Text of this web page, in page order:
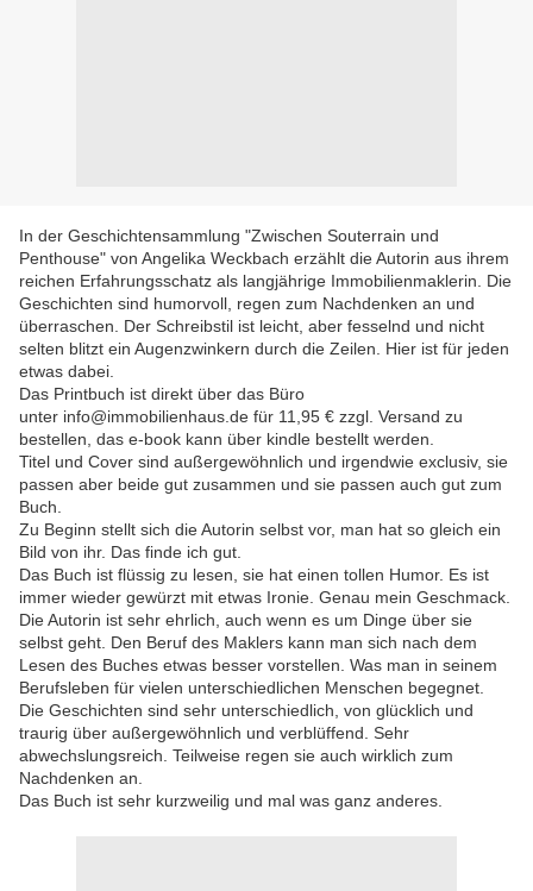
In der Geschichtensammlung "Zwischen Souterrain und
Penthouse" von Angelika Weckbach erzählt die Autorin aus ihrem
reichen Erfahrungsschatz als langjährige Immobilienmaklerin. Die
Geschichten sind humorvoll, regen zum Nachdenken an und
überraschen. Der Schreibstil ist leicht, aber fesselnd und nicht
selten blitzt ein Augenzwinkern durch die Zeilen. Hier ist für jeden
etwas dabei.
Das Printbuch ist direkt über das Büro
unter info@immobilienhaus.de für 11,95 € zzgl. Versand zu
bestellen, das e-book kann über kindle bestellt werden.
Titel und Cover sind außergewöhnlich und irgendwie exclusiv, sie
passen aber beide gut zusammen und sie passen auch gut zum
Buch.
Zu Beginn stellt sich die Autorin selbst vor, man hat so gleich ein
Bild von ihr. Das finde ich gut.
Das Buch ist flüssig zu lesen, sie hat einen tollen Humor. Es ist
immer wieder gewürzt mit etwas Ironie. Genau mein Geschmack.
Die Autorin ist sehr ehrlich, auch wenn es um Dinge über sie
selbst geht. Den Beruf des Maklers kann man sich nach dem
Lesen des Buches etwas besser vorstellen. Was man in seinem
Berufsleben für vielen unterschiedlichen Menschen begegnet.
Die Geschichten sind sehr unterschiedlich, von glücklich und
traurig über außergewöhnlich und verblüffend. Sehr
abwechslungsreich. Teilweise regen sie auch wirklich zum
Nachdenken an.
Das Buch ist sehr kurzweilig und mal was ganz anderes.